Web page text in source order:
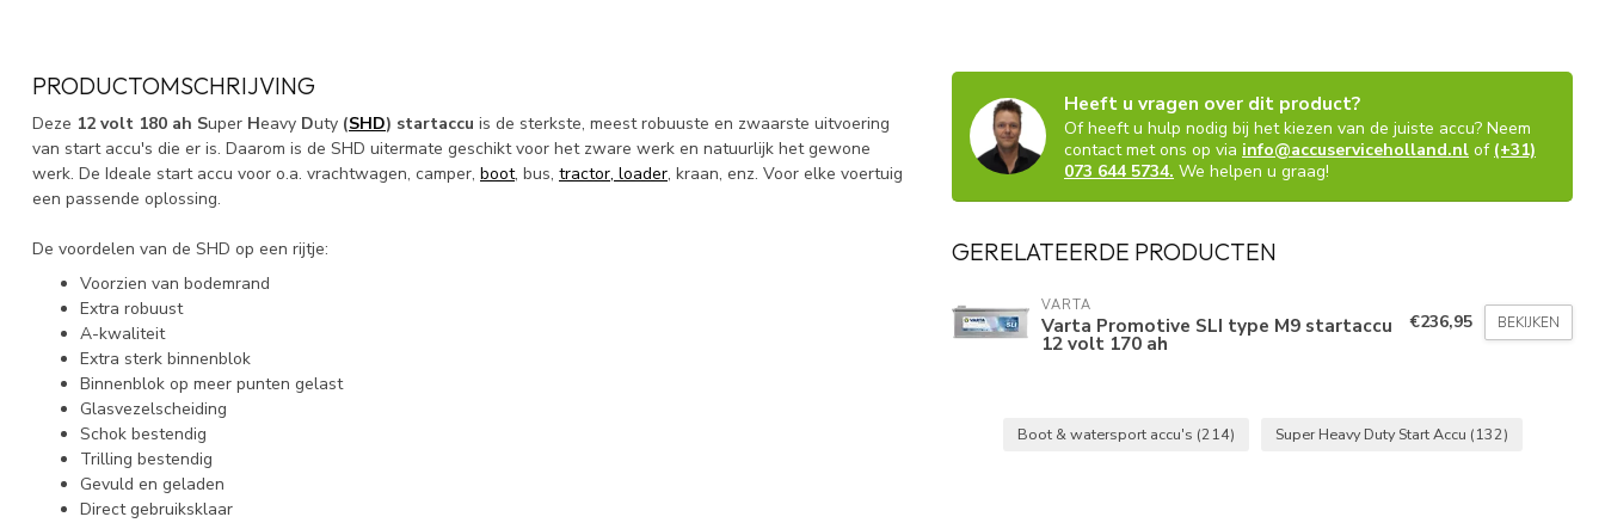
PRODUCTOMSCHRIJVING
Deze 12 volt 180 ah Super Heavy Duty (SHD) startaccu is de sterkste, meest robuuste en zwaarste uitvoering
van start accu's die er is. Daarom is de SHD uitermate geschikt voor het zware werk en natuurlijk het gewone
werk. De Ideale start accu voor o.a. vrachtwagen, camper, boot, bus, tractor, loader, kraan, enz. Voor elke voertuig
een passende oplossing.
De voordelen van de SHD op een rijtje:
Voorzien van bodemrand
Extra robuust
A-kwaliteit
Extra sterk binnenblok
Binnenblok op meer punten gelast
Glasvezelscheiding
Schok bestendig
Trilling bestendig
Gevuld en geladen
Direct gebruiksklaar
Heeft u vragen over dit product?
Of heeft u hulp nodig bij het kiezen van de juiste accu? Neem
contact met ons op via info@accuserviceholland.nl of (+31)
073 644 5734. We helpen u graag!
GERELATEERDE PRODUCTEN
VARTA
Varta Promotive SLI type M9 startaccu
12 volt 170 ah
€236,95 BEKIJKEN
Boot & watersport accu's (214) Super Heavy Duty Start Accu (132)